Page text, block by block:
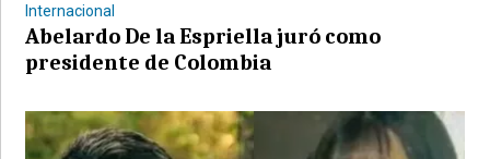
Internacional
Abelardo De la Espriella juró como
presidente de Colombia